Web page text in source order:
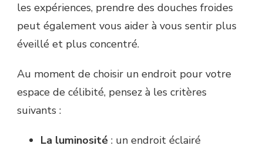
les expériences, prendre des douches froides
peut également vous aider à vous sentir plus
éveillé et plus concentré.
Au moment de choisir un endroit pour votre
espace de célibité, pensez à les critères
suivants :
La luminosité : un endroit éclairé